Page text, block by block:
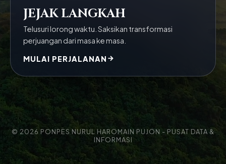
JEJAK LANGKAH
Telusuri lorong waktu. Saksikan transformasi
perjuangan dari masa ke masa.
MULAI PERJALANAN
© 2026 PONPES NURUL HAROMAIN PUJON - PUSAT DATA &
INFORMASI